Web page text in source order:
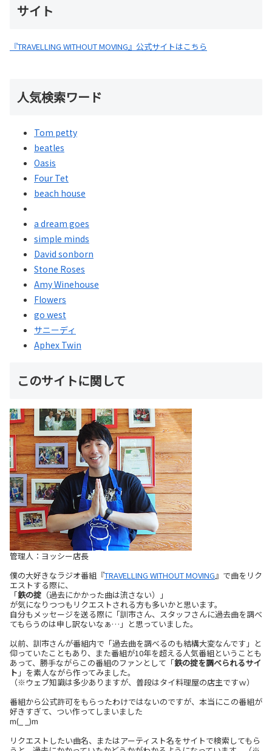
サイト
『TRAVELLING WITHOUT MOVING』公式サイトはこちら
人気検索ワード
Tom petty
beatles
Oasis
Four Tet
beach house
a dream goes
simple minds
David sonborn
Stone Roses
Amy Winehouse
Flowers
go west
サニーディ
Aphex Twin
このサイトに関して
管理人：ヨッシー店長
僕の大好きなラジオ番組『TRAVELLING WITHOUT MOVING』で曲をリク
エストする際に、
「鉄の掟 （過去にかかった曲は流さない）」
が気になりつつもリクエストされる方も多いかと思います。
自分もメッセージを送る際に「訓市さん、スタッフさんに過去曲を調べ
てもらうのは申し訳ないなぁ…」と思っていました。
以前、訓市さんが番組内で「過去曲を調べるのも結構大変なんです」と
仰っていたこともあり、また番組が10年を超える人気番組ということも
あって、勝手ながらこの番組のファンとして「鉄の掟を調べられるサイ
ト 」を素人ながら作ってみました。
（※ウェブ知識は多少ありますが、普段はタイ料理屋の店主ですｗ）
番組から公式許可をもらったわけではないのですが、本当にこの番組が
好きすぎて、つい作ってしまいました
m(_ _)m
リクエストしたい曲名、またはアーティスト名をサイトで検索してもら